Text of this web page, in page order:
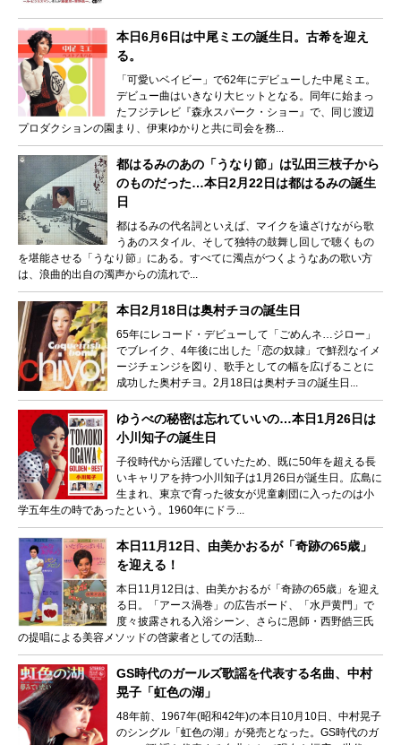
本日6月6日は中尾ミエの誕生日。古希を迎え
る。
「可愛いベイビー」で62年にデビューした中尾ミエ。
デビュー曲はいきなり大ヒットとなる。同年に始まっ
たフジテレビ『森永スパーク・ショー』で、同じ渡辺
プロダクションの園まり、伊東ゆかりと共に司会を務...
都はるみのあの「うなり節」は弘田三枝子から
のものだった…本日2月22日は都はるみの誕生
日
都はるみの代名詞といえば、マイクを遠ざけながら歌
うあのスタイル、そして独特の鼓舞し回しで聴くもの
を堪能させる「うなり節」にある。すべてに濁点がつくようなあの歌い方
は、浪曲的出自の濁声からの流れで...
本日2月18日は奥村チヨの誕生日
65年にレコード・デビューして「ごめんネ…ジロー」
でブレイク、4年後に出した「恋の奴隷」で鮮烈なイメ
ージチェンジを図り、歌手としての幅を広げることに
成功した奥村チヨ。2月18日は奥村チヨの誕生日...
ゆうべの秘密は忘れていいの…本日1月26日は
小川知子の誕生日
子役時代から活躍していたため、既に50年を超える長
いキャリアを持つ小川知子は1月26日が誕生日。広島に
生まれ、東京で育った彼女が児童劇団に入ったのは小
学五年生の時であったという。1960年にドラ...
本日11月12日、由美かおるが「奇跡の65歳」
を迎える！
本日11月12日は、由美かおるが「奇跡の65歳」を迎え
る日。「アース渦巻」の広告ボード、「水戸黄門」で
度々披露される入浴シーン、さらに恩師・西野皓三氏
の提唱による美容メソッドの啓蒙者としての活動...
GS時代のガールズ歌謡を代表する名曲、中村
晃子「虹色の湖」
48年前、1967年(昭和42年)の本日10月10日、中村晃子
のシングル「虹色の湖」が発売となった。GS時代のガ